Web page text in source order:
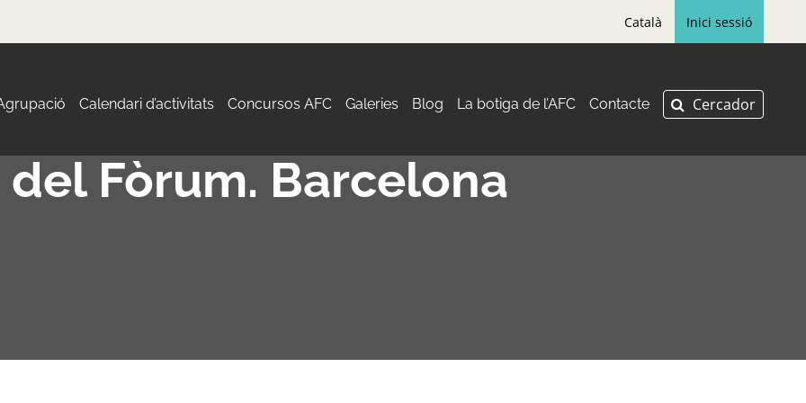
Català Inici sessió
Agrupació Calendari d’activitats Concursos AFC Galeries Blog La botiga de l’AFC Contacte
del Fòrum. Barcelona